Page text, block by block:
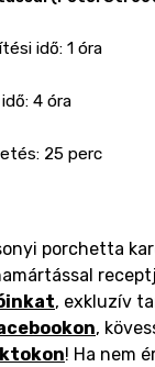
idő: 1 óra
4 óra
25 perc
porchetta
, exkluzív
,
! Ha nem